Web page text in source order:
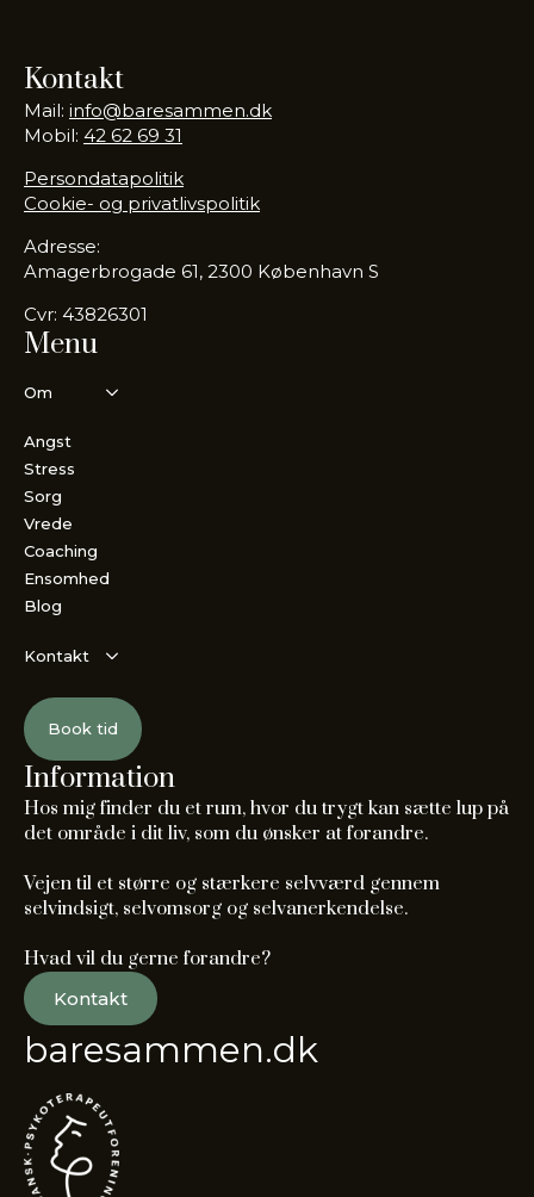
Kontakt
Mail: info@baresammen.dk
Mobil: 42 62 69 31
Persondatapolitik
Cookie- og privatlivspolitik
Adresse:
Amagerbrogade 61, 2300 København S
Cvr: 43826301
Menu
Om
Angst
Stress
Sorg
Vrede
Coaching
Ensomhed
Blog
Kontakt
Book tid
Information
Hos mig finder du et rum, hvor du trygt kan sætte lup på
det område i dit liv, som du ønsker at forandre.
Vejen til et større og stærkere selvværd gennem
selvindsigt, selvomsorg og selvanerkendelse.
Hvad vil du gerne forandre?
Kontakt
baresammen.dk